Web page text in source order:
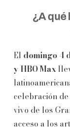
¿A qué
El domingo 4
y HBO Max
celebración
vivo de los
acceso a los